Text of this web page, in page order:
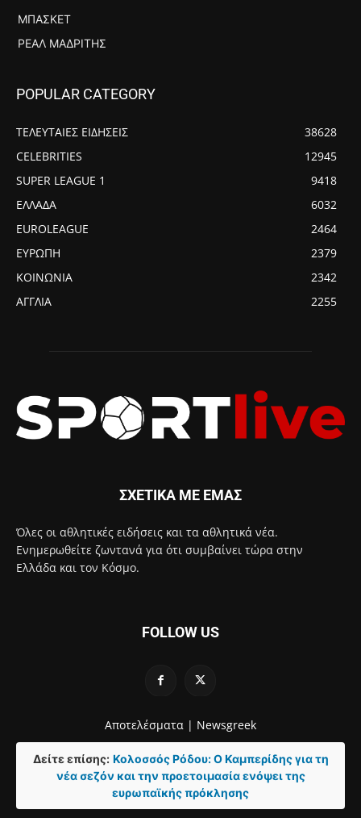
ΜΠΆΣΚΕΤ
ΡΕΆΛ ΜΑΔΡΊΤΗΣ
POPULAR CATEGORY
ΤΕΛΕΥΤΑΙΕΣ ΕΙΔΗΣΕΙΣ
38628
CELEBRITIES
12945
SUPER LEAGUE 1
9418
ΕΛΛΑΔΑ
6032
EUROLEAGUE
2464
ΕΥΡΩΠΗ
2379
ΚΟΙΝΩΝΙΑ
2342
ΑΓΓΛΙΑ
2255
ΣΧΕΤΙΚΑ ΜΕ ΕΜΑΣ
Όλες οι αθλητικές ειδήσεις και τα αθλητικά νέα.
Ενημερωθείτε ζωντανά για ότι συμβαίνει τώρα στην
Ελλάδα και τον Κόσμο.
FOLLOW US
Αποτελέσματα | Newsgreek
Δείτε επίσης: Κολοσσός Ρόδου: Ο Καμπερίδης για τη
νέα σεζόν και την προετοιμασία ενόψει της
ευρωπαϊκής πρόκλησης